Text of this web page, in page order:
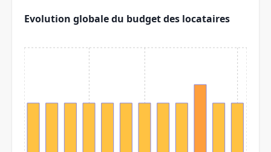
Evolution globale du budget des locataires